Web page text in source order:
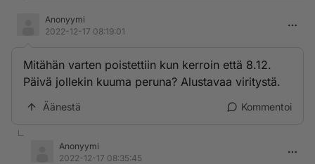
Anonyymi
2022-12-17 08:19:01
Mitähän varten poistettiin kun kerroin että 8.12.
Päivä jollekin kuuma peruna? Alustavaa viritystä.
Äänestä Kommentoi
Anonyymi
2022-12-17 08:35:45